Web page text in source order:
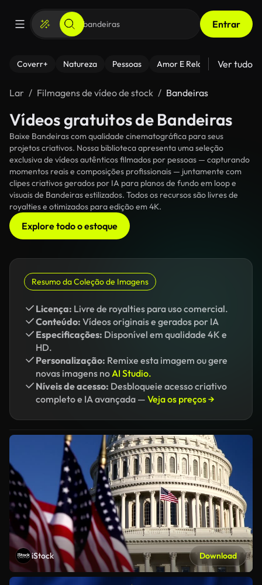
Entrar
Coverr+ Natureza Pessoas Amor E Relacionamentos
Ver tudo
Lar Filmagens de vídeo de stock Bandeiras
Vídeos gratuitos de Bandeiras
Baixe Bandeiras com qualidade cinematográfica para seus
projetos criativos. Nossa biblioteca apresenta uma seleção
exclusiva de vídeos autênticos filmados por pessoas — capturando
momentos reais e composições profissionais — juntamente com
clipes criativos gerados por IA para planos de fundo em loop e
visuais de Bandeiras estilizados. Todos os recursos são livres de
royalties e otimizados para edição em 4K.
Explore todo o estoque
Resumo da Coleção de Imagens
Licença: Livre de royalties para uso comercial.
Conteúdo: Vídeos originais e gerados por IA
Especificações: Disponível em qualidade 4K e
HD.
Personalização: Remixe esta imagem ou gere
novas imagens noAI Studio.
Níveis de acesso: Desbloqueie acesso criativo
completo e IA avançada — Veja os preços →
iStock Download